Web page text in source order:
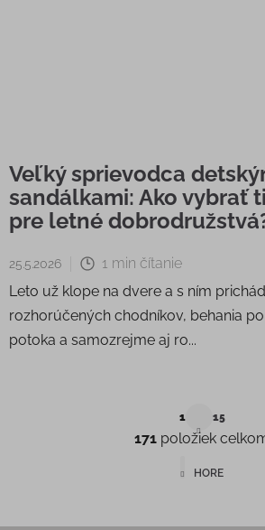
Veľký sprievodca
sandálkami: Ako vybrať
pre letné
25.5.2026
1 min čítanie
Leto už klope na dvere a s ním
rozhorúčených chodníkov, behania
potoka a samozrejme aj ro...
1 15
171 položiek
HORE